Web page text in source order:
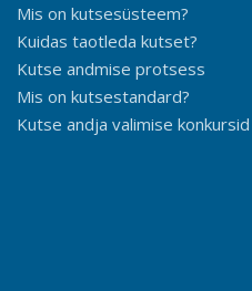
Mis on kutsesüsteem?
Kuidas taotleda kutset?
Kutse andmise protsess
Mis on kutsestandard?
Kutse andja valimise konkursid